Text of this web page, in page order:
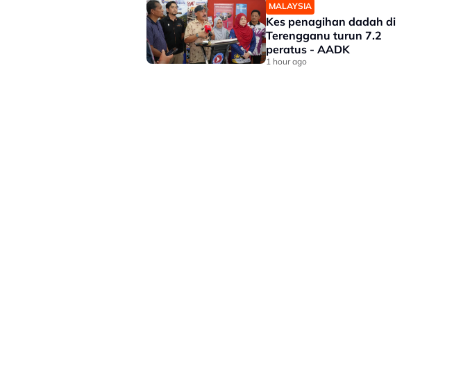
MALAYSIA
Kes penagihan dadah di
Terengganu turun 7.2
peratus - AADK
1 hour ago